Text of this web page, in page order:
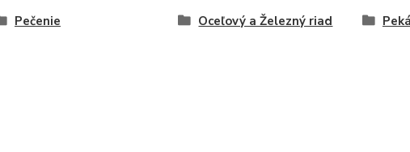
Pečenie Oceľový a Železný riad